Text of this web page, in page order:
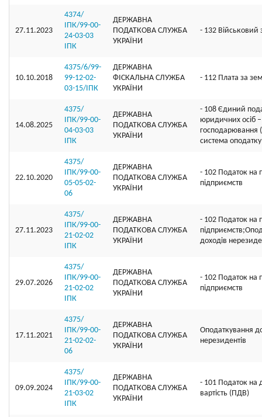
27.11.2023
4374/
ІПК/99-00-
24-03-03
ІПК
ДЕРЖАВНА
ПОДАТКОВА СЛУЖБА
УКРАЇНИ
- 132 Військовий
10.10.2018
4375/6/99-
99-12-02-
03-15/ІПК
ДЕРЖАВНА
ФІСКАЛЬНА СЛУЖБА
УКРАЇНИ
- 112 Плата за
14.08.2025
4375/
ІПК/99-00-
04-03-03
ІПК
ДЕРЖАВНА
ПОДАТКОВА СЛУЖБА
УКРАЇНИ
- 108 Єдиний
юридичних осіб –
господарювання
система
22.10.2020
4375/
ІПК/99-00-
05-05-02-
06
ДЕРЖАВНА
ПОДАТКОВА СЛУЖБА
УКРАЇНИ
- 102 Податок на
підприємств
27.11.2023
4375/
ІПК/99-00-
21-02-02
ІПК
ДЕРЖАВНА
ПОДАТКОВА СЛУЖБА
УКРАЇНИ
- 102 Податок на
доходів
29.07.2026
4375/
ІПК/99-00-
21-02-02
ІПК
ДЕРЖАВНА
ПОДАТКОВА СЛУЖБА
УКРАЇНИ
- 102 Податок на
підприємств
17.11.2021
4375/
ІПК/99-00-
21-02-02-
06
ДЕРЖАВНА
ПОДАТКОВА СЛУЖБА
УКРАЇНИ
Оподаткування
нерезидентів
09.09.2024
4375/
ІПК/99-00-
21-03-02
ІПК
ДЕРЖАВНА
ПОДАТКОВА СЛУЖБА
УКРАЇНИ
- 101 Податок на
вартість (ПДВ)